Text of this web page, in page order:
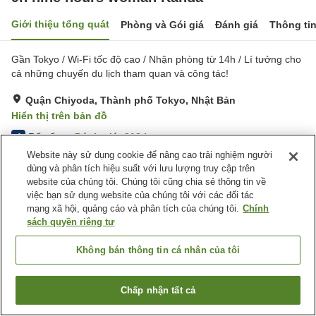
Giới thiệu tổng quát Phòng và Gói giá Đánh giá Thông
Gần Tokyo / Wi-Fi tốc độ cao / Nhận phòng từ 14h / Lí tưởng cho
cả những chuyến du lịch tham quan và công tác!
Quận Chiyoda, Thành phố Tokyo, Nhật Bản
Hiển thị trên bản đồ
4 Rất tốt Đánh giá:212lượt
Tiện nghi chỗ nghỉ
Wi-Fi
Hoàn toàn không hút thuốc
Tủ locker
Quầy Lễ Tân 24h
Nhật Bản Thành phố Tokyo
Quận Chiyoda
9h nine hours woman Kanda
Tìm phòng trống
Website này sử dụng cookie để nâng cao trải nghiệm người
dùng và phân tích hiệu suất với lưu lượng truy cập trên
website của chúng tôi. Chúng tôi cũng chia sẻ thông tin về
việc bạn sử dụng website của chúng tôi với các đối tác
mạng xã hội, quảng cáo và phân tích của chúng tôi. Chính
sách quyền riêng tư
Không bán thông tin cá nhân của tôi
Chấp nhận tất cả